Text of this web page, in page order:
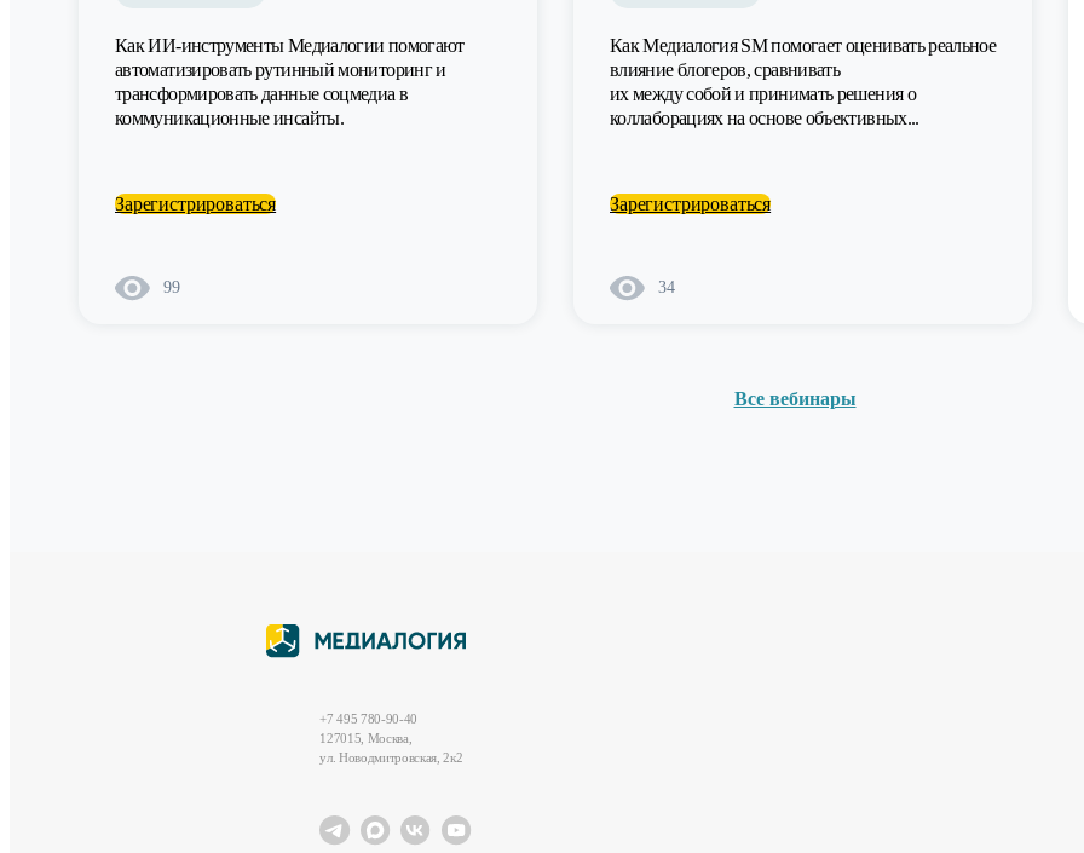
Как ИИ-инструменты Медиалогии помогают
автоматизировать рутинный мониторинг и
трансформировать данные соцмедиа в
коммуникационные инсайты.
Зарегистрироваться
99
Как Медиалогия SM помогает оценивать реальное
влияние блогеров, сравнивать
их между собой и принимать решения о
коллаборациях на основе объективных...
Зарегистрироваться
34
Все вебинары
+7 495 780-90-40
127015, Москва,
ул. Новодмитровская, 2к2